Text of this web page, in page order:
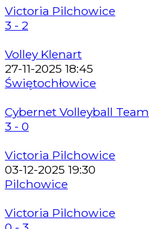
Victoria Pilchowice
3 - 2
Volley Klenart
27-11-2025 18:45
Świętochłowice
Cybernet Volleyball Team
3 - 0
Victoria Pilchowice
03-12-2025 19:30
Pilchowice
Victoria Pilchowice